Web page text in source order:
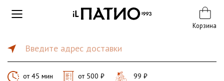
Корзина
Введите адрес доставки
от 45 мин от 500 ₽ 99 ₽